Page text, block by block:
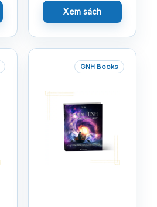
Xem sách
GNH Books